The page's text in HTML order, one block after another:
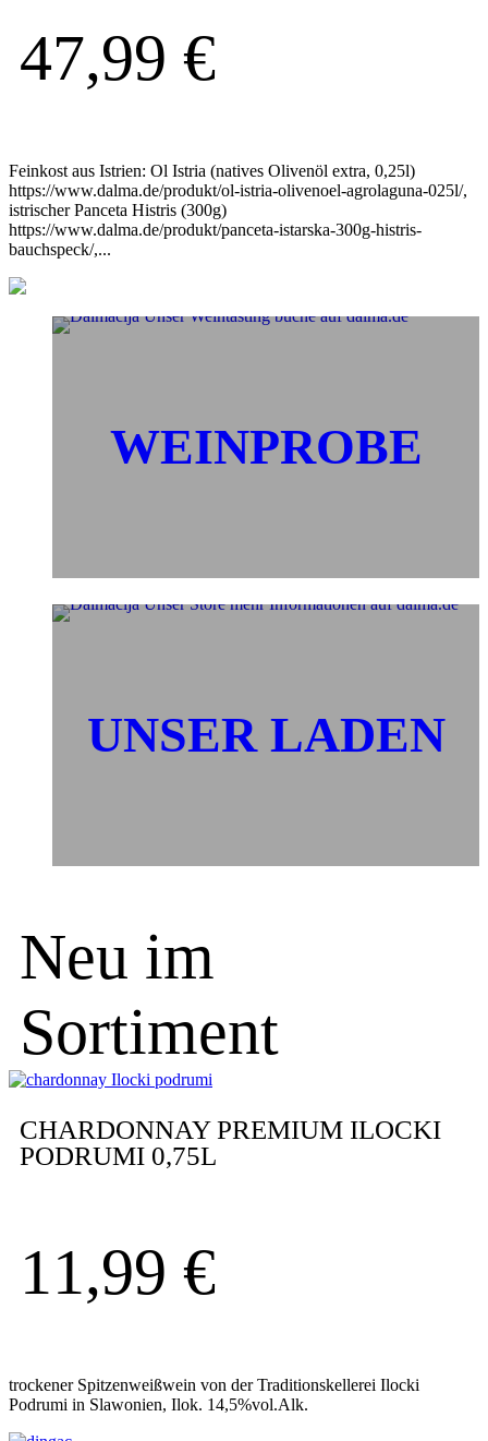
47,99 €
Feinkost aus Istrien: Ol Istria (natives Olivenöl extra, 0,25l)
https://www.dalma.de/produkt/ol-istria-olivenoel-agrolaguna-025l/,
istrischer Panceta Histris (300g)
https://www.dalma.de/produkt/panceta-istarska-300g-histris-
bauchspeck/,...
WEINPROBE
UNSER LADEN
Neu im
Sortiment
CHARDONNAY PREMIUM ILOCKI
PODRUMI 0,75L
11,99 €
trockener Spitzenweißwein von der Traditionskellerei Ilocki
Podrumi in Slawonien, Ilok. 14,5%vol.Alk.